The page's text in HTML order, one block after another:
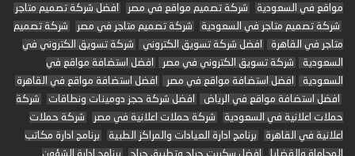
مواقع في السعودية
شركة تصميم مواقع في مصر
افضل شركة تصميم متاجر
شركة تصميم متاجر في السعودية
شركة تصميم متاجر في مصر
شركة تصميم
متاجر في القاهرة
افضل شركة تسويق الكتروني
شركة تسويق الكتروني في
السعودية
شركة تسويق الكتروني في مصر
افضل استضافة مواقع في
السعودية
افضل استضافة مواقع في مصر
افضل استضافة مواقع في القاهرة
افضل استضافة مواقع في الرياض
افضل شركة حجز دومينات ونطاقات
شركة
حملات اعلانية في السعودية
شركة حملات اعلانية في مصر
شركة حملات
اعلانية في القاهرة
برنامج ادارة العيادات والمراكز الطبية
برنامج ادارة مكاتب